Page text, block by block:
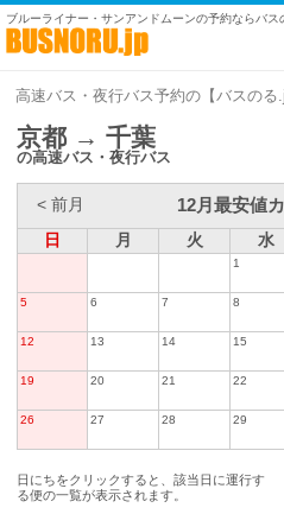
ブルーライナー・サンアンドムーンの予約ならバス
高速バス・夜行バス予約の【バスのる
京都 → 千葉
の高速バス・夜行バス
< 前月 12月最安値
日
月 火 水
1
5 6 7 8
12 13 14 15
19 20 21 22
26 27 28 29
日にちをクリックすると、該当日に運行す
る便の一覧が表示されます。